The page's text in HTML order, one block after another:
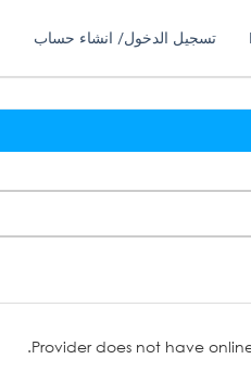
تسجيل الدخول/ انشاء حساب
Provider does not have